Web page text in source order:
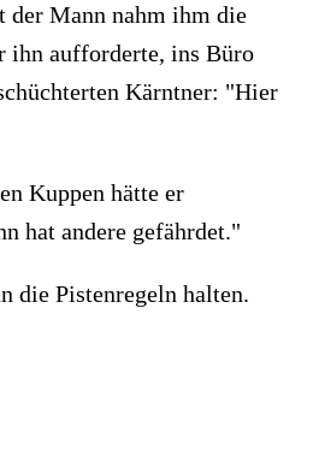
der Mann nahm ihm die
ihn aufforderte, ins Büro
Kärntner: "Hier
Kuppen hätte er
hat andere gefährdet."
die Pistenregeln halten.